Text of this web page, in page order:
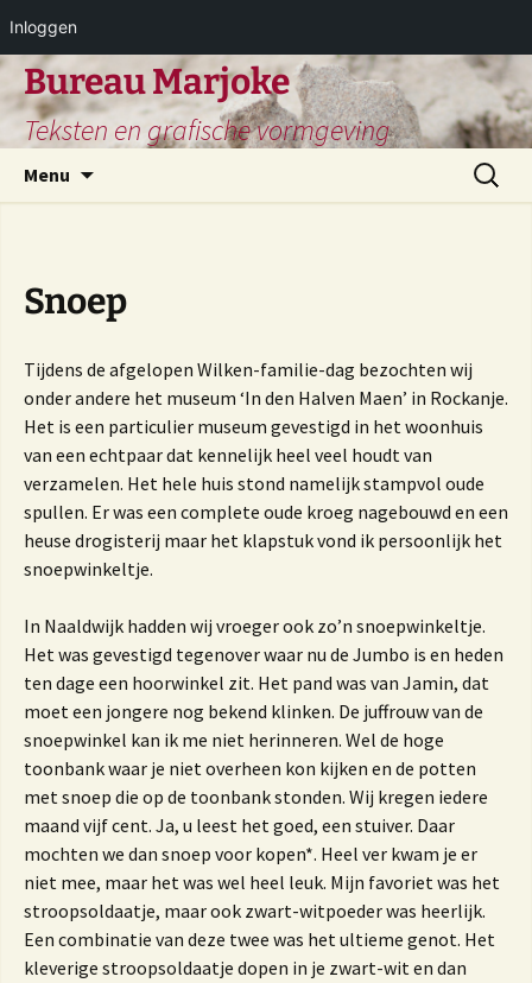
Inloggen
Ga
naar
inhoud
Bureau Marjoke
Teksten en grafische vormgeving
Menu
Zoeken
naar:
Snoep
Tijdens de afgelopen Wilken-familie-dag bezochten wij
onder andere het museum ‘In den Halven Maen’ in Rockanje.
Het is een particulier museum gevestigd in het woonhuis
van een echtpaar dat kennelijk heel veel houdt van
verzamelen. Het hele huis stond namelijk stampvol oude
spullen. Er was een complete oude kroeg nagebouwd en een
heuse drogisterij maar het klapstuk vond ik persoonlijk het
snoepwinkeltje.
In Naaldwijk hadden wij vroeger ook zo’n snoepwinkeltje.
Het was gevestigd tegenover waar nu de Jumbo is en heden
ten dage een hoorwinkel zit. Het pand was van Jamin, dat
moet een jongere nog bekend klinken. De juffrouw van de
snoepwinkel kan ik me niet herinneren. Wel de hoge
toonbank waar je niet overheen kon kijken en de potten
met snoep die op de toonbank stonden. Wij kregen iedere
maand vijf cent. Ja, u leest het goed, een stuiver. Daar
mochten we dan snoep voor kopen*. Heel ver kwam je er
niet mee, maar het was wel heel leuk. Mijn favoriet was het
stroopsoldaatje, maar ook zwart-witpoeder was heerlijk.
Een combinatie van deze twee was het ultieme genot. Het
kleverige stroopsoldaatje dopen in je zwart-wit en dan